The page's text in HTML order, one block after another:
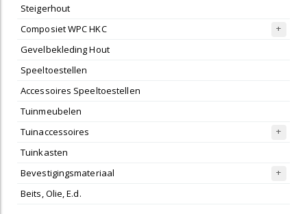
Steigerhout
Composiet WPC HKC
Gevelbekleding Hout
Speeltoestellen
Accessoires Speeltoestellen
Tuinmeubelen
Tuinaccessoires
Tuinkasten
Bevestigingsmateriaal
Beits, Olie, E.d.